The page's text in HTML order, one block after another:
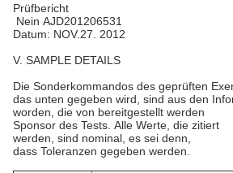
Prüfbericht
Nein AJD201206531
Datum: NOV.27. 2012
V. SAMPLE DETAILS
Die Sonderkommandos des geprüften
das unten gegeben wird, sind aus den
worden, die von bereitgestellt werden
Sponsor des Tests. Alle Werte, die zitiert
werden, sind nominal, es sei denn,
dass Toleranzen gegeben werden.